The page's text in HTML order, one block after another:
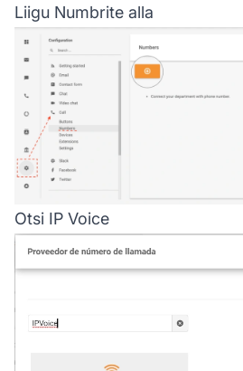
Liigu Numbrite alla
Otsi IP Voice